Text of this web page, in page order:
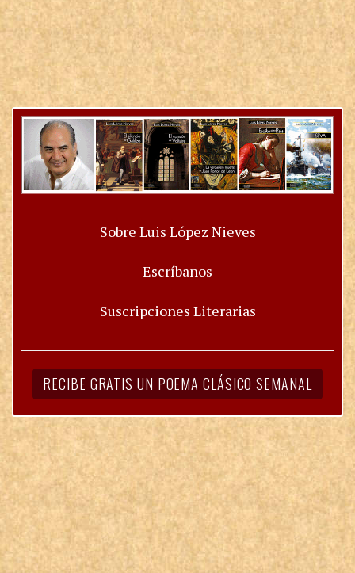
Sobre Luis López Nieves
Escríbanos
Suscripciones Literarias
RECIBE GRATIS UN POEMA CLÁSICO SEMANAL